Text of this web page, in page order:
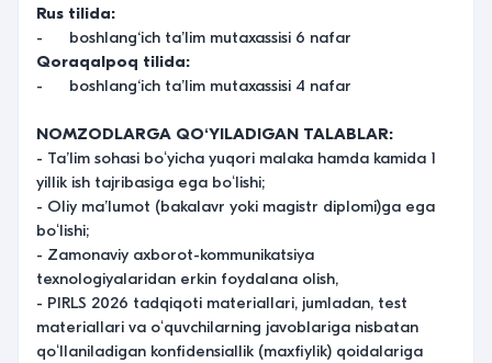
Rus tilida:
- boshlang‘ich ta’lim mutaxassisi 6 nafar
Qoraqalpoq tilida:
- boshlang‘ich ta’lim mutaxassisi 4 nafar
NOMZODLARGA QOʻYILADIGAN TALABLAR:
- Taʼlim sohasi boʻyicha yuqori malaka hamda kamida 1
yillik ish tajribasiga ega boʻlishi;
- Oliy maʼlumot (bakalavr yoki magistr diplomi)ga ega
boʻlishi;
- Zamonaviy axborot-kommunikatsiya
texnologiyalaridan erkin foydalana olish,
- PIRLS 2026 tadqiqoti materiallari, jumladan, test
materiallari va oʻquvchilarning javoblariga nisbatan
qoʻllaniladigan konfidensiallik (maxfiylik) qoidalariga